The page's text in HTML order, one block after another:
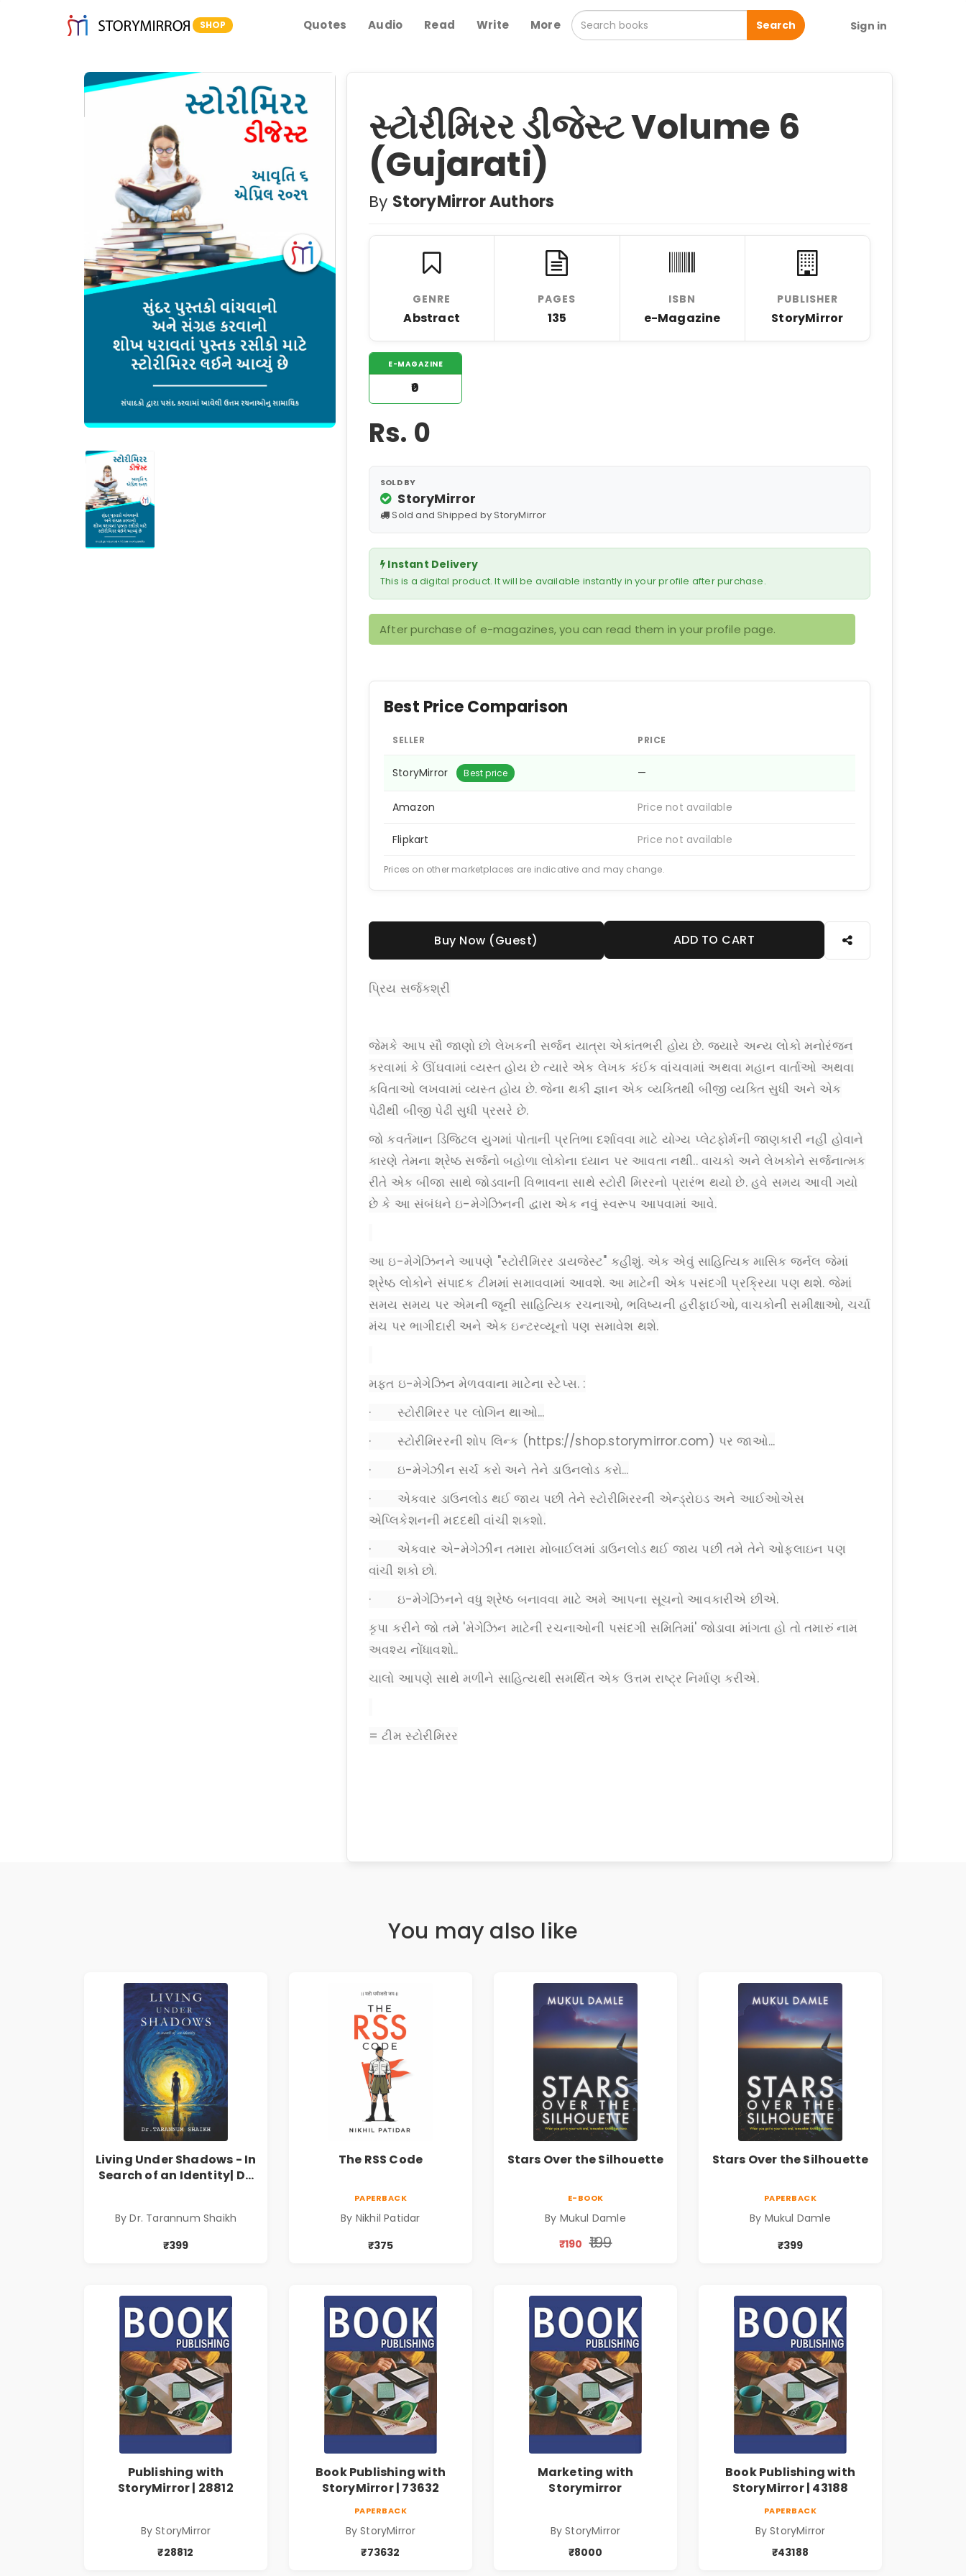
SHOP Quotes Audio Read Write More Search Sign in
સ્ટોરીમિરર ડીજેસ્ટ Volume 6
(Gujarati)
By StoryMirror Authors
GENRE
Abstract
PAGES
135
ISBN
e-Magazine
PUBLISHER
StoryMirror
E-MAGAZINE
₹0
Rs. 0
SOLD BY
StoryMirror
Sold and Shipped by StoryMirror
Instant Delivery
This is a digital product. It will be available instantly in your profile after purchase.
After purchase of e-magazines, you can read them in your profile page.
Best Price Comparison
SELLER PRICE
StoryMirror Best price —
Amazon Price not available
Flipkart Price not available
Prices on other marketplaces are indicative and may change.
Buy Now (Guest) ADD TO CART
પ્રિય સર્જકશ્રી
જેમકે આપ સૌ જાણો છો લેખકની સર્જન યાત્રા એકાંતભરી હોય છે. જ્યારે અન્ય લોકો મનોરંજન
કરવામાં કે ઊંઘવામાં વ્યસ્ત હોય છે ત્યારે એક લેખક કંઈક વાંચવામાં અથવા મહાન વાર્તાઓ અથવા
કવિતાઓ લખવામાં વ્યસ્ત હોય છે. જેના થકી જ્ઞાન એક વ્યક્તિથી બીજી વ્યક્તિ સુધી અને એક
પેઢીથી બીજી પેઢી સુધી પ્રસરે છે.
જો કવર્તમાન ડિજિટલ યુગમાં પોતાની પ્રતિભા દર્શાવવા માટે યોગ્ય પ્લેટફોર્મની જાણકારી નહીં હોવાને
કારણે તેમના શ્રેષ્ઠ સર્જનો બહોળા લોકોના ધ્યાન પર આવતા નથી.. વાચકો અને લેખકોને સર્જનાત્મક
રીતે એક બીજા સાથે જોડવાની વિભાવના સાથે સ્ટોરી મિરરનો પ્રારંભ થયો છે. હવે સમય આવી ગયો
છે કે આ સંબંધને ઇ-મેગેઝિનની દ્વારા એક નવું સ્વરૂપ આપવામાં આવે.
આ ઇ-મેગેઝિનને આપણે "સ્ટોરીમિરર ડાયજેસ્ટ" કહીશું. એક એવું સાહિત્યિક માસિક જર્નલ જેમાં
શ્રેષ્ઠ લોકોને સંપાદક ટીમમાં સમાવવામાં આવશે. આ માટેની એક પસંદગી પ્રક્રિયા પણ થશે. જેમાં
સમય સમય પર એમની જૂની સાહિત્યિક રચનાઓ, ભવિષ્યની હરીફાઈઓ, વાચકોની સમીક્ષાઓ, ચર્ચા
મંચ પર ભાગીદારી અને એક ઇન્ટરવ્યૂનો પણ સમાવેશ થશે.
મફત ઇ-મેગેઝિન મેળવવાના માટેના સ્ટેપ્સ. :
· સ્ટોરીમિરર પર લોગિન થાઓ...
· સ્ટોરીમિરરની શોપ લિન્ક (https://shop.storymirror.com) પર જાઓ...
· ઇ-મેગેઝીન સર્ચ કરો અને તેને ડાઉનલોડ કરો...
· એકવાર ડાઉનલોડ થઈ જાય પછી તેને સ્ટોરીમિરરની એન્ડ્રોઇડ અને આઈઓએસ
એપ્લિકેશનની મદદથી વાંચી શકશો.
· એકવાર એ-મેગેઝીન તમારા મોબાઈલમાં ડાઉનલોડ થઈ જાય પછી તમે તેને ઓફલાઇન પણ
વાંચી શકો છો.
· ઇ-મેગેઝિનને વધુ શ્રેષ્ઠ બનાવવા માટે અમે આપના સૂચનો આવકારીએ છીએ.
કૃપા કરીને જો તમે 'મેગેઝિન માટેની રચનાઓની પસંદગી સમિતિમાં' જોડાવા માંગતા હો તો તમારું નામ
અવશ્ય નોંધાવશો..
ચાલો આપણે સાથે મળીને સાહિત્યથી સમર્થિત એક ઉત્તમ રાષ્ટ્ર નિર્માણ કરીએ.
= ટીમ સ્ટોરીમિરર
You may also like
Living Under Shadows - In
Search of an Identity| Dr.
By Dr. Tarannum Shaikh
₹399
The RSS Code
PAPERBACK
By Nikhil Patidar
₹375
Stars Over the Silhouette
E-BOOK
By Mukul Damle
₹190 ₹199
Stars Over the Silhouette
PAPERBACK
By Mukul Damle
₹399
Publishing with
StoryMirror | 28812
By StoryMirror
₹28812
Book Publishing with
StoryMirror | 73632
PAPERBACK
By StoryMirror
₹73632
Marketing with
Storymirror
By StoryMirror
₹8000
Book Publishing with
StoryMirror | 43188
PAPERBACK
By StoryMirror
₹43188